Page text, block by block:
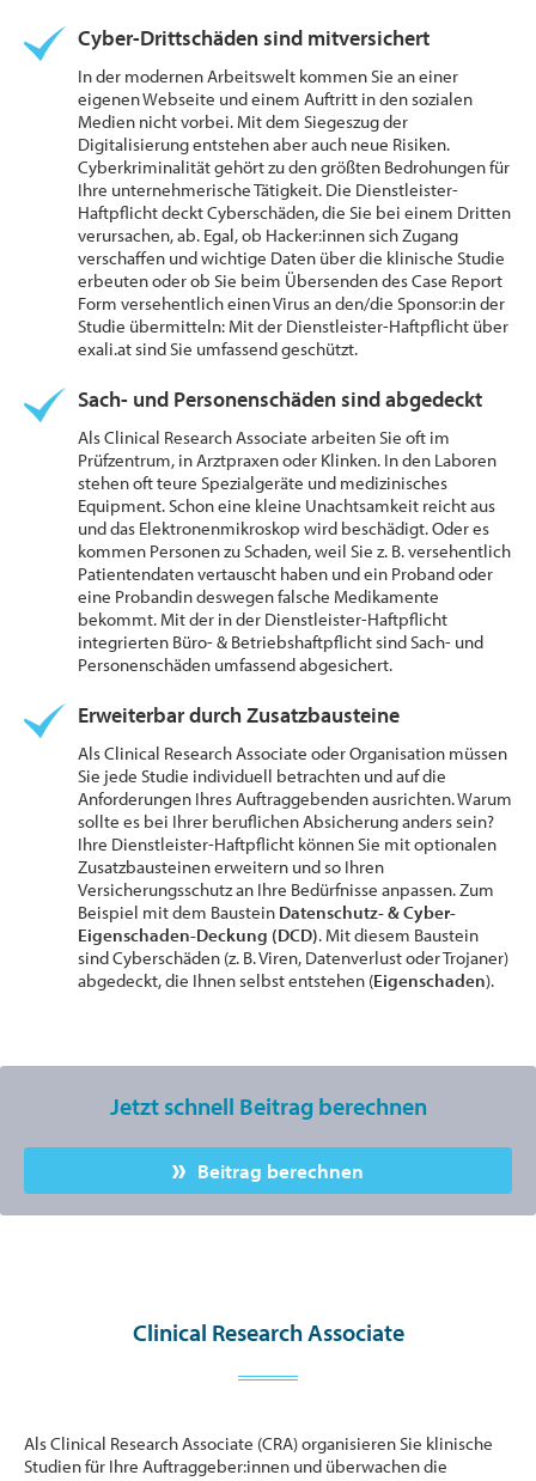
Cyber-Drittschäden sind mitversichert
In der modernen Arbeitswelt kommen Sie an einer
eigenen Webseite und einem Auftritt in den sozialen
Medien nicht vorbei. Mit dem Siegeszug der
Digitalisierung entstehen aber auch neue Risiken.
Cyberkriminalität gehört zu den größten Bedrohungen für
Ihre unternehmerische Tätigkeit. Die Dienstleister-
Haftpflicht deckt Cyberschäden, die Sie bei einem Dritten
verursachen, ab. Egal, ob Hacker:innen sich Zugang
verschaffen und wichtige Daten über die klinische Studie
erbeuten oder ob Sie beim Übersenden des Case Report
Form versehentlich einen Virus an den/die Sponsor:in der
Studie übermitteln: Mit der Dienstleister-Haftpflicht über
exali.at sind Sie umfassend geschützt.
Sach- und Personenschäden sind abgedeckt
Als Clinical Research Associate arbeiten Sie oft im
Prüfzentrum, in Arztpraxen oder Klinken. In den Laboren
stehen oft teure Spezialgeräte und medizinisches
Equipment. Schon eine kleine Unachtsamkeit reicht aus
und das Elektronenmikroskop wird beschädigt. Oder es
kommen Personen zu Schaden, weil Sie z. B. versehentlich
Patientendaten vertauscht haben und ein Proband oder
eine Probandin deswegen falsche Medikamente
bekommt. Mit der in der Dienstleister-Haftpflicht
integrierten Büro- & Betriebshaftpflicht sind Sach- und
Personenschäden umfassend abgesichert.
Erweiterbar durch Zusatzbausteine
Als Clinical Research Associate oder Organisation müssen
Sie jede Studie individuell betrachten und auf die
Anforderungen Ihres Auftraggebenden ausrichten. Warum
sollte es bei Ihrer beruflichen Absicherung anders sein?
Ihre Dienstleister-Haftpflicht können Sie mit optionalen
Zusatzbausteinen erweitern und so Ihren
Versicherungsschutz an Ihre Bedürfnisse anpassen. Zum
Beispiel mit dem Baustein Datenschutz- & Cyber-
Eigenschaden-Deckung (DCD). Mit diesem Baustein
sind Cyberschäden (z. B. Viren, Datenverlust oder Trojaner)
abgedeckt, die Ihnen selbst entstehen (Eigenschaden).
Jetzt schnell Beitrag berechnen
Beitrag berechnen
Clinical Research Associate
Als Clinical Research Associate (CRA) organisieren Sie klinische
Studien für Ihre Auftraggeber:innen und überwachen die